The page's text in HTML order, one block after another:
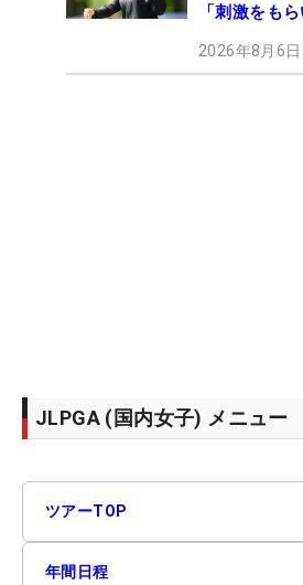
「刺激をも
2026年8月6
JLPGA (国内女子) メニュー
ツアーTOP
年間日程